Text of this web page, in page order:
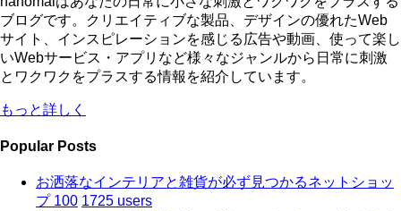
ブログです。クリエイティブな製品、デザインの優れたWeb
サイト、インスピレーションを感じる広告や動画、使って楽し
いWebサービス・アプリなど様々なジャンルから日常に刺激
とワクワクをプラスする情報を紹介しています。
もっと詳しく
Popular Posts
お洒落なインテリアと雑貨が必ず見つかるネットショッ
プ 100 1725 users